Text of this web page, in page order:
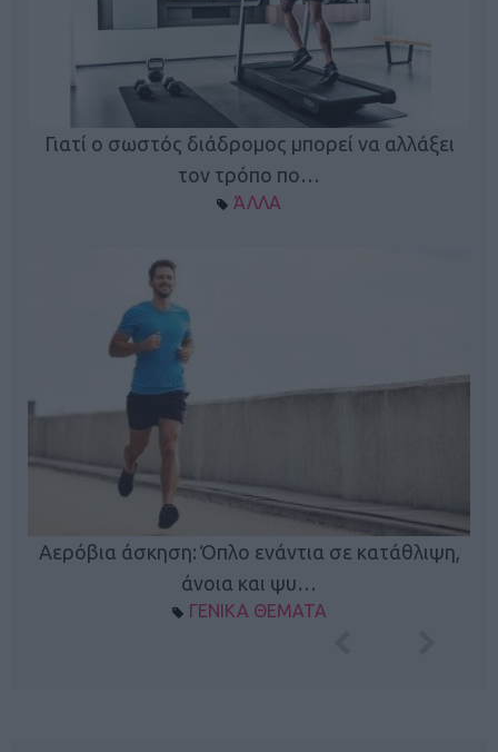
Γιατί ο σωστός διάδρομος μπορεί να αλλάξει
τον τρόπο πο…
ΆΛΛΑ
Αερόβια άσκηση: Όπλο ενάντια σε κατάθλιψη,
άνοια και ψυ…
ΓΕΝΙΚΑ ΘΕΜΑΤΑ